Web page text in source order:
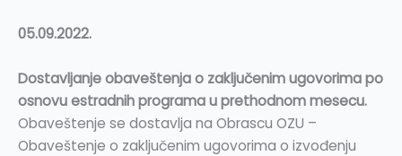
05.09.2022.
Dostavljanje obaveštenja o zaključenim ugovorima po
osnovu estradnih programa u prethodnom mesecu.
Obaveštenje se dostavlja na Obrascu OZU –
Obaveštenje o zaključenim ugovorima o izvođenju